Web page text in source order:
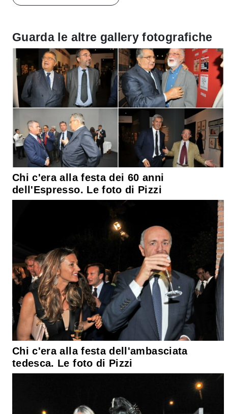
Guarda le altre gallery fotografiche
Chi c'era alla festa dei 60 anni
dell'Espresso. Le foto di Pizzi
Chi c'era alla festa dell'ambasciata
tedesca. Le foto di Pizzi